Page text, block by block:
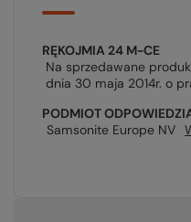
RĘKOJMIA 24 M-CE
Na sprzedawane
dnia 30 maja 2014r. o
PODMIOT
Samsonite Europe NV